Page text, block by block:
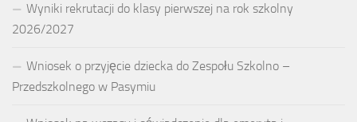
Wyniki rekrutacji do klasy pierwszej na rok szkolny
2026/2027
Wniosek o przyjęcie dziecka do Zespołu Szkolno –
Przedszkolnego w Pasymiu